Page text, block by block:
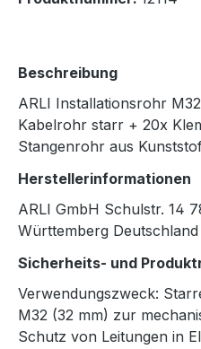
Beschreibung
ARLI Installationsrohr
Kabelrohr starr + 20x
Stangenrohr aus
Herstellerinformationen
ARLI GmbH Schulstr. 14
Württemberg Deutschland
Sicherheits- und
Verwendungszweck:
M32 (32 mm) zur
Schutz von Leitungen in